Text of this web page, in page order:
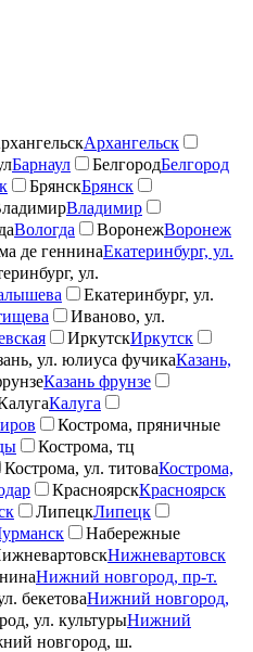
Архангельск
Барнаул БелгородБелгород
БрянскБрянск
Владимир
Вологда ВоронежВоронеж
де геннинаЕкатеринбург, ул.
ул.
Екатеринбург, ул.
Иваново, ул.
ИркутскИркутск
ул. юлиуса фучикаКазань,
Казань фрунзе
Калуга
Кострома, пряничные
Кострома, тц
Кострома, ул. титоваКострома,
КрасноярскКрасноярск
ЛипецкЛипецк
Набережные
Нижневартовск
Нижний новгород, пр-т.
бекетоваНижний новгород,
ул. культурыНижний
новгород, ш.